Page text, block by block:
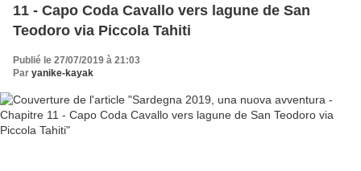
11 - Capo Coda Cavallo vers lagune de San
Teodoro via Piccola Tahiti
Publié le 27/07/2019 à 21:03
Par yanike-kayak